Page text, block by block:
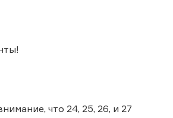
что 24, 25, 26, и 27